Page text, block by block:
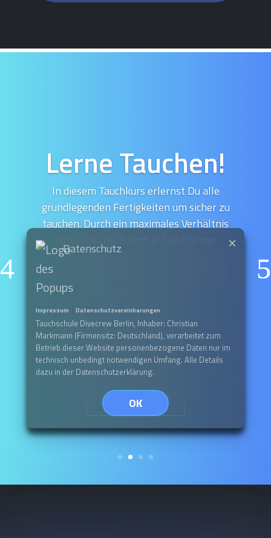
Lerne Tauchen!
In diesem Tauchkurs erlernst Du alle
grundlegenden Fertigkeiten um sicher zu
tauchen. Durch ein maximales Verhältnis
können wir besser auf Deine
individuellen Bedürfnisse eingehen und
Sicherheitsaspekt bieten.
Auf Wunsch kann dieser Tauchkurs
jederzeit im Einzelunterricht ohne
Aufpreis gebucht werden.
mehr erfahren
Datenschutz
Impressum | Datenschutzvereinbarungen
Tauchschule Divecrew Berlin, Inhaber: Christian
Markmann (Firmensitz: Deutschland), verarbeitet zum
Betrieb dieser Website personenbezogene Daten nur im
technisch unbedingt notwendigen Umfang. Alle Details
dazu in der Datenschutzerklärung.
OK